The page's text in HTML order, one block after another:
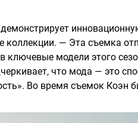
коллекции. — Эта съемка
ключевые модели этого
что мода — это
Во время съемок Коэн